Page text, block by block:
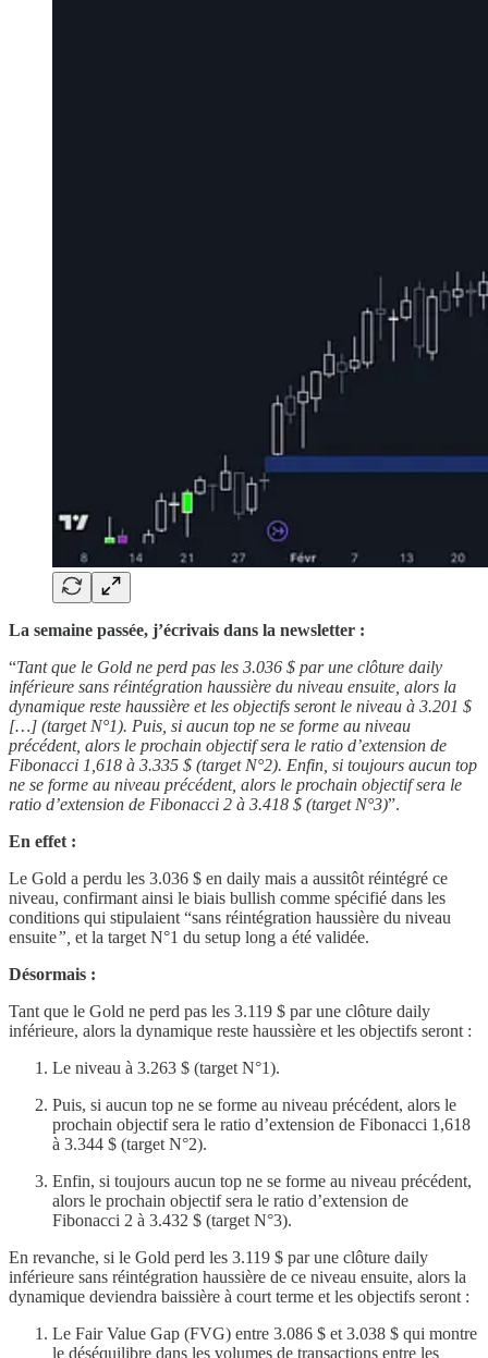
La semaine passée, j’écrivais dans la newsletter :
“Tant que le Gold ne perd pas les 3.036 $ par une clôture daily
inférieure sans réintégration haussière du niveau ensuite, alors la
dynamique reste haussière et les objectifs seront le niveau à 3.201 $
[…] (target N°1). Puis, si aucun top ne se forme au niveau
précédent, alors le prochain objectif sera le ratio d’extension de
Fibonacci 1,618 à 3.335 $ (target N°2). Enfin, si toujours aucun top
ne se forme au niveau précédent, alors le prochain objectif sera le
ratio d’extension de Fibonacci 2 à 3.418 $ (target N°3)”.
En effet :
Le Gold a perdu les 3.036 $ en daily mais a aussitôt réintégré ce
niveau, confirmant ainsi le biais bullish comme spécifié dans les
conditions qui stipulaient “sans réintégration haussière du niveau
ensuite”, et la target N°1 du setup long a été validée.
Désormais :
Tant que le Gold ne perd pas les 3.119 $ par une clôture daily
inférieure, alors la dynamique reste haussière et les objectifs seront :
Le niveau à 3.263 $ (target N°1).
Puis, si aucun top ne se forme au niveau précédent, alors le
prochain objectif sera le ratio d’extension de Fibonacci 1,618
à 3.344 $ (target N°2).
Enfin, si toujours aucun top ne se forme au niveau précédent,
alors le prochain objectif sera le ratio d’extension de
Fibonacci 2 à 3.432 $ (target N°3).
En revanche, si le Gold perd les 3.119 $ par une clôture daily
inférieure sans réintégration haussière de ce niveau ensuite, alors la
dynamique deviendra baissière à court terme et les objectifs seront :
Le Fair Value Gap (FVG) entre 3.086 $ et 3.038 $ qui montre
le déséquilibre dans les volumes de transactions entre les